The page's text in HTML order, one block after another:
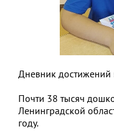
Дневник достижений
Почти 38 тысяч
Ленинградской
году.